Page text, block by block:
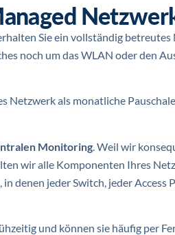
Sie ein vollständig
noch um das WLAN oder den
Netzwerk als monatliche
Monitoring . Weil wir
wir alle Komponenten Ihres
denen jeder Switch, jeder
und können sie häufig per